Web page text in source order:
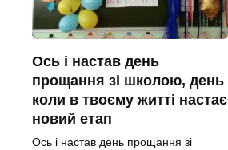
Ось і настав день
прощання зі школою, день
коли в твоєму житті настає
новий етап
Ось і настав день прощання зі